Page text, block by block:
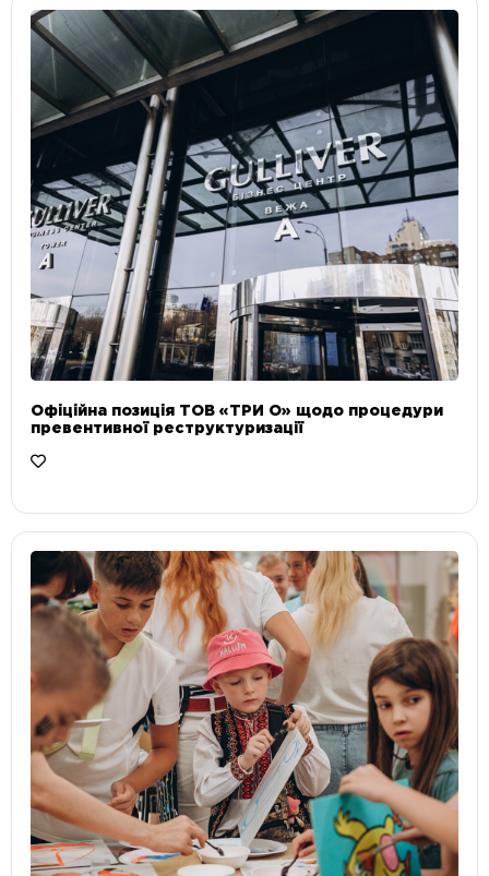
Офіційна позиція ТОВ «ТРИ О» щодо процедури
превентивної реструктуризації